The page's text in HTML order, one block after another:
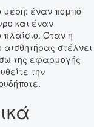
μέρη: έναν πομπό
και έναν
πλαίσιο. Όταν η
αισθητήρας στέλνει
της εφαρμογής
την